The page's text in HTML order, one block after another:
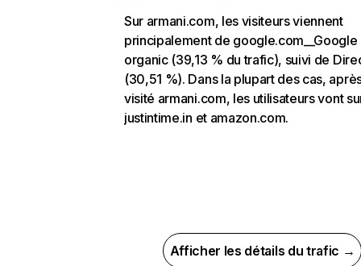
Sur armani.com, les visiteurs viennent
principalement de google.com__Google
organic (39,13 % du trafic), suivi de
(30,51 %). Dans la plupart des cas,
visité armani.com, les utilisateurs vont
justintime.in et amazon.com.
Afficher les détails du trafic →